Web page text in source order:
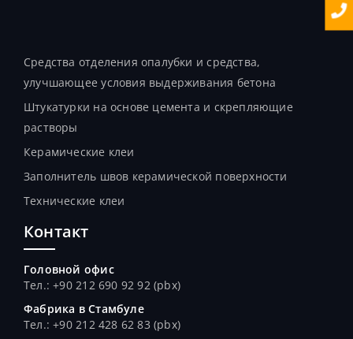
Средства отделения опалубки и средства,
улучшающее условия выдерживания бетона
Штукатурки на основе цемента и скрепляющие
растворы
Керамические клеи
Заполнитель швов керамической поверхности
Технические клеи
Контакт
Головной офис
Тел.: +90 212 690 92 92 (pbx)
Фабрика в Стамбуле
Тел.: +90 212 428 62 83 (pbx)